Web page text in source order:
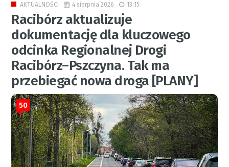
AKTUALNOŚCI 4 sierpnia 2026 13:15
Racibórz aktualizuje
dokumentację dla kluczowego
odcinka Regionalnej Drogi
Racibórz–Pszczyna. Tak ma
przebiegać nowa droga [PLANY]
50